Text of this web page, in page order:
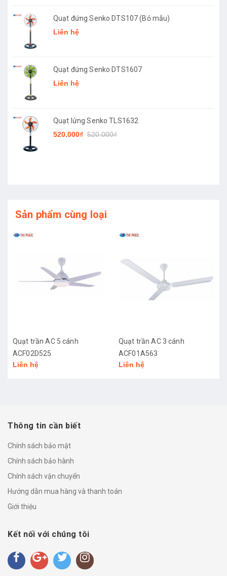
Quạt đứng Senko DTS107 (Bỏ mẫu)
Liên hệ
Quạt đứng Senko DTS1607
Liên hệ
Quạt lửng Senko TLS1632
520.000₫ 520.000₫
Sản phẩm cùng loại
Quạt trần AC 5 cánh
ACF02D525
Liên hệ
Quạt trần AC 3 cánh
ACF01A563
Liên hệ
Thông tin cần biết
Chính sách bảo mật
Chính sách bảo hành
Chính sách vận chuyển
Hướng dẫn mua hàng và thanh toán
Giới thiệu
Kết nối với chúng tôi